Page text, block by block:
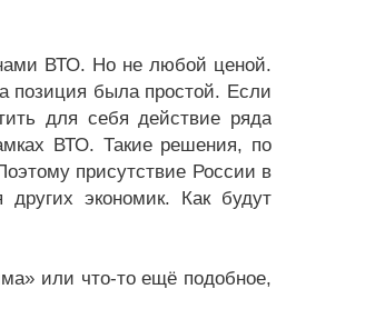
ВТО. Но не любой ценой.
была простой. Если
для себя действие ряда
ВТО. Такие решения, по
присутствие России в
экономик. Как будут
или что-то ещё подобное,